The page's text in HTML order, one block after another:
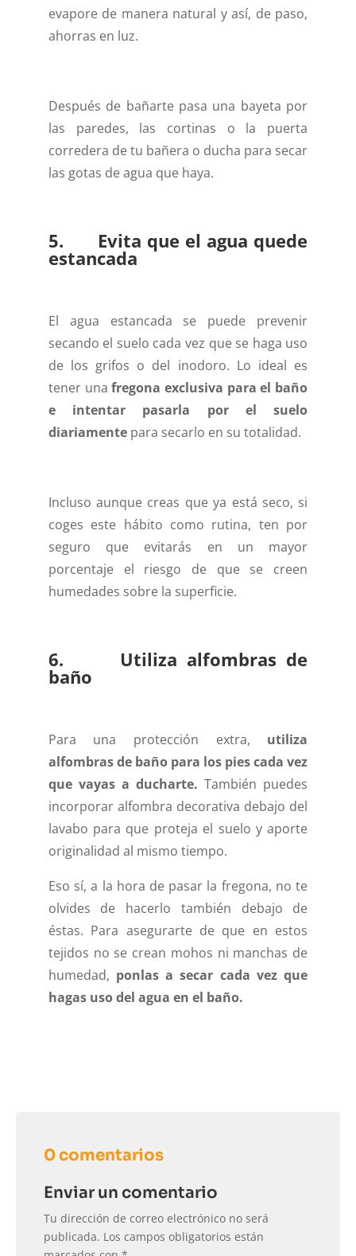
evapore de manera natural y así, de paso,
ahorras en luz.
Después de bañarte pasa una bayeta por
las paredes, las cortinas o la puerta
corredera de tu bañera o ducha para secar
las gotas de agua que haya.
5. Evita que el agua quede
estancada
El agua estancada se puede prevenir
secando el suelo cada vez que se haga uso
de los grifos o del inodoro. Lo ideal es
tener una fregona exclusiva para el baño
e intentar pasarla por el suelo
diariamentepara secarlo en su totalidad.
Incluso aunque creas que ya está seco, si
coges este hábito como rutina, ten por
seguro que evitarás en un mayor
porcentaje el riesgo de que se creen
humedades sobre la superficie.
6. Utiliza alfombras de
baño
Para una protección extra, utiliza
alfombras de baño para los pies cada vez
que vayas a ducharte.También puedes
incorporar alfombra decorativa debajo del
lavabo para que proteja el suelo y aporte
originalidad al mismo tiempo.
Eso sí, a la hora de pasar la fregona, no te
olvides de hacerlo también debajo de
éstas. Para asegurarte de que en estos
tejidos no se crean mohos ni manchas de
humedad, ponlas a secar cada vez que
hagas uso del agua en el baño.
0 comentarios
Enviar un comentario
Tu dirección de correo electrónico no será
publicada. Los campos obligatorios están